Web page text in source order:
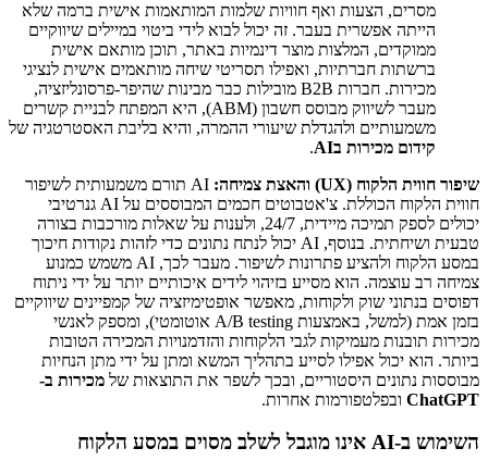
מסרים, הצעות ואף חוויות שלמות המותאמות אישית ברמה שלא
הייתה אפשרית בעבר. זה יכול לבוא לידי ביטוי במיילים שיווקיים
ממוקדים, המלצות מוצר דינמיות באתר, תוכן מותאם אישית
ברשתות חברתיות, ואפילו תסריטי שיחה מותאמים אישית לנציגי
מכירות. חברות B2B מובילות כבר מבינות שהיפר-פרסונליזציה,
מעבר לשיווק מבוסס חשבון (ABM), היא המפתח לבניית קשרים
משמעותיים ולהגדלת שיעורי ההמרה, והיא בליבת האסטרטגיה של
קידום מכירות בAI
.
שיפור חווית הלקוח (UX) והאצת צמיחה:
AI תורם משמעותית לשיפור
חווית הלקוח הכוללת. צ'אטבוטים חכמים המבוססים על AI גנרטיבי
יכולים לספק תמיכה מיידית, 24/7, ולענות על שאלות מורכבות בצורה
טבעית ושיחתית. בנוסף, AI יכול לנתח נתונים כדי לזהות נקודות חיכוך
במסע הלקוח ולהציע פתרונות לשיפור. מעבר לכך, AI משמש כמנוע
צמיחה רב עוצמה. הוא מסייע בזיהוי לידים איכותיים יותר על ידי ניתוח
דפוסים בנתוני שוק ולקוחות, מאפשר אופטימיזציה של קמפיינים שיווקיים
בזמן אמת (למשל, באמצעות A/B testing אוטומטי), ומספק לאנשי
מכירות תובנות מעמיקות לגבי הלקוחות והזדמנויות המכירה הטובות
ביותר. הוא יכול אפילו לסייע בתהליך המשא ומתן על ידי מתן הנחיות
מבוססות נתונים היסטוריים, ובכך לשפר את התוצאות של מכירות ב-
ChatGPT ובפלטפורמות אחרות.
השימוש ב-AI אינו מוגבל לשלב מסוים במסע הלקוח